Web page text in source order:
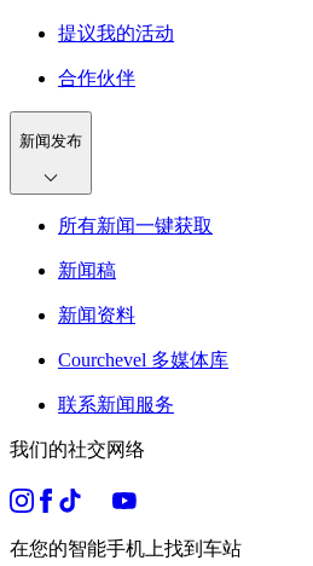
提议我的活动
合作伙伴
新闻发布
所有新闻一键获取
新闻稿
新闻资料
Courchevel 多媒体库
联系新闻服务
我们的社交网络
在您的智能手机上找到车站